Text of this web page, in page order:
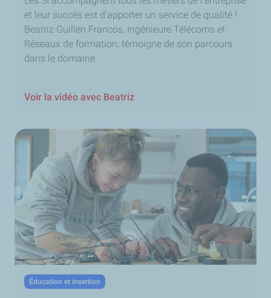
Ici, nous sommes engagés. Nous œuvrons pour une
énergie plus abordable, plus disponible et plus durable.
Pour une énergie accessible au plus grand nombre
aujourd'hui et demain.
Janvier 2025
et leur succès est d’apporter un service de qualité !
Beatriz Guillen Francos, Ingénieure Télécoms et
Réseaux de formation, témoigne de son parcours
dans le domaine.
Voir la vidéo avec Beatriz
Éducation et insertion